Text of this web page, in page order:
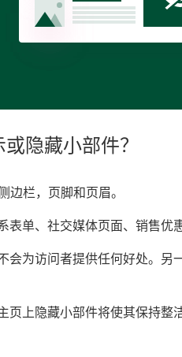
隐藏小部件？
栏，页脚和页眉。
单、社交媒体页面、销售优
为访问者提供任何好处。另
页上隐藏小部件将使其保持